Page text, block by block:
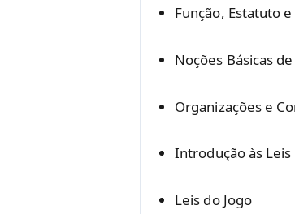
Função, Estatuto
Noções Básicas
Organizações e
Introdução às Leis
Leis do Jogo